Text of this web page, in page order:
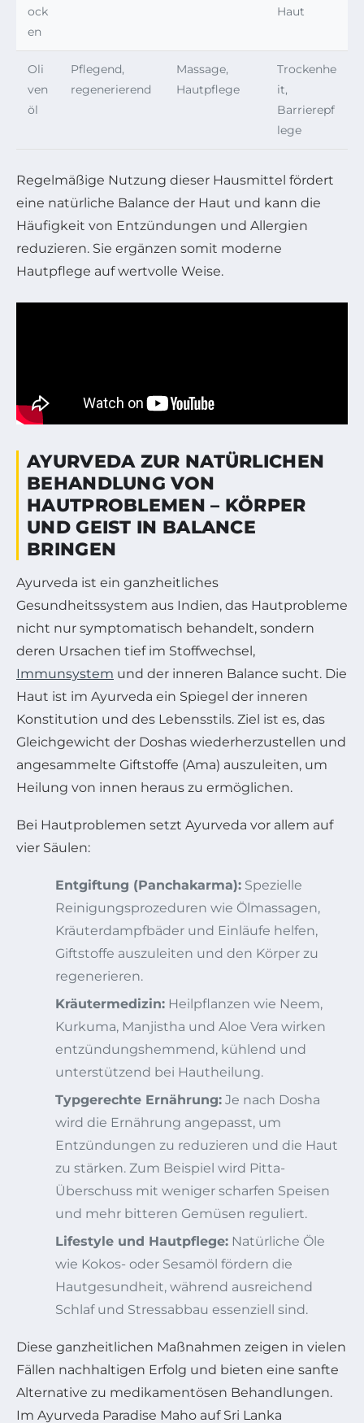
ock
en
Haut
Oli
ven
öl
Pflegend,
regenerierend
Massage,
Hautpflege
Trockenhe
it,
Barrierepf
lege
Regelmäßige Nutzung dieser Hausmittel fördert
eine natürliche Balance der Haut und kann die
Häufigkeit von Entzündungen und Allergien
reduzieren. Sie ergänzen somit moderne
Hautpflege auf wertvolle Weise.
AYURVEDA ZUR NATÜRLICHEN
BEHANDLUNG VON
HAUTPROBLEMEN – KÖRPER
UND GEIST IN BALANCE
BRINGEN
Ayurveda ist ein ganzheitliches
Gesundheitssystem aus Indien, das Hautprobleme
nicht nur symptomatisch behandelt, sondern
deren Ursachen tief im Stoffwechsel,
Immunsystem und der inneren Balance sucht. Die
Haut ist im Ayurveda ein Spiegel der inneren
Konstitution und des Lebensstils. Ziel ist es, das
Gleichgewicht der Doshas wiederherzustellen und
angesammelte Giftstoffe (Ama) auszuleiten, um
Heilung von innen heraus zu ermöglichen.
Bei Hautproblemen setzt Ayurveda vor allem auf
vier Säulen:
Entgiftung (Panchakarma): Spezielle
Reinigungsprozeduren wie Ölmassagen,
Kräuterdampfbäder und Einläufe helfen,
Giftstoffe auszuleiten und den Körper zu
regenerieren.
Kräutermedizin: Heilpflanzen wie Neem,
Kurkuma, Manjistha und Aloe Vera wirken
entzündungshemmend, kühlend und
unterstützend bei Hautheilung.
Typgerechte Ernährung: Je nach Dosha
wird die Ernährung angepasst, um
Entzündungen zu reduzieren und die Haut
zu stärken. Zum Beispiel wird Pitta-
Überschuss mit weniger scharfen Speisen
und mehr bitteren Gemüsen reguliert.
Lifestyle und Hautpflege: Natürliche Öle
wie Kokos- oder Sesamöl fördern die
Hautgesundheit, während ausreichend
Schlaf und Stressabbau essenziell sind.
Diese ganzheitlichen Maßnahmen zeigen in vielen
Fällen nachhaltigen Erfolg und bieten eine sanfte
Alternative zu medikamentösen Behandlungen.
Im Ayurveda Paradise Maho auf Sri Lanka